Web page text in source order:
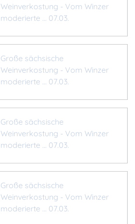
Weinverkostung - Vom Winzer
moderierte ... 07.03.
Große sächsische
Weinverkostung - Vom Winzer
moderierte ... 07.03.
Große sächsische
Weinverkostung - Vom Winzer
moderierte ... 07.03.
Große sächsische
Weinverkostung - Vom Winzer
moderierte ... 07.03.